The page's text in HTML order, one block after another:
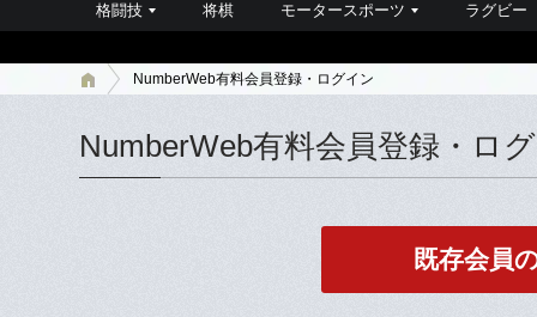
格闘技 将棋 モータースポーツ ラグビー
NumberWeb有料会員登録・ログイン
NumberWeb有料会員登録・ロ
既存会員